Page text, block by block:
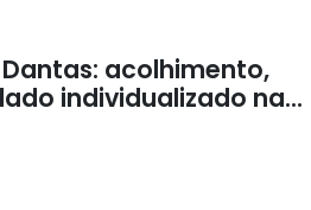
Dantas: acolhimento,
individualizado na